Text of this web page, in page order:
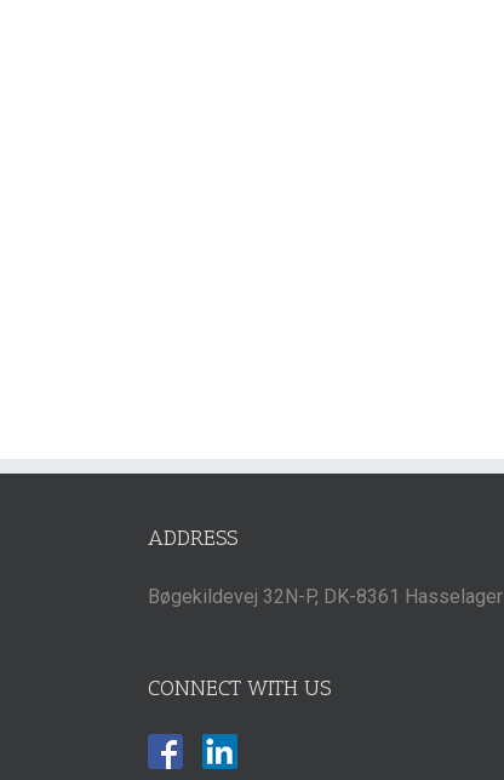
ADDRESS
Bøgekildevej 32N-P, DK-8361 Hasselager
CONNECT WITH US